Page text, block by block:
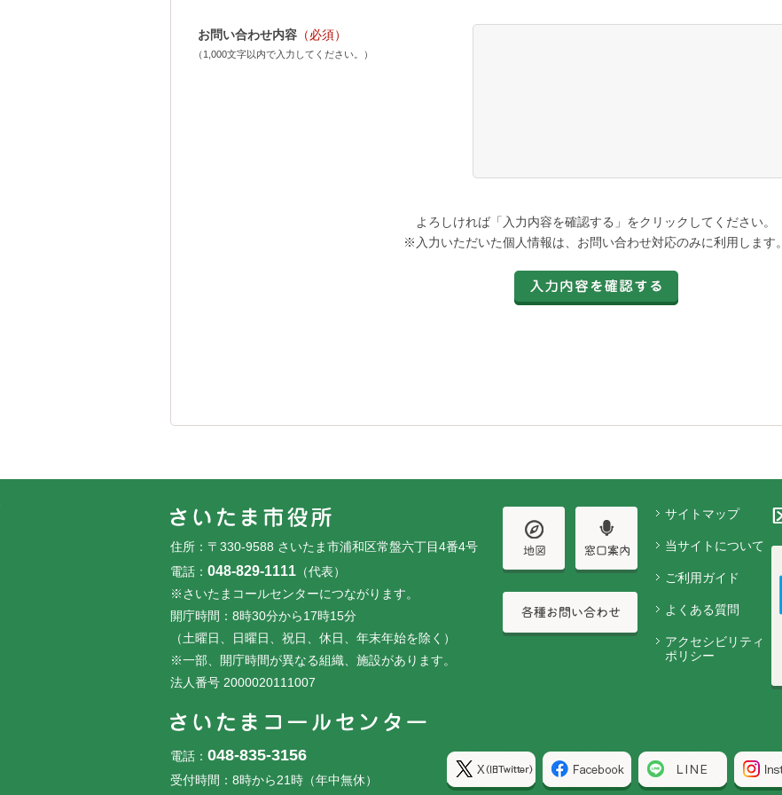
お問い合わせ内容 （必須）
（1,000文字以内で入力してください。）
よろしければ「入力内容を確認する」をクリックしてください。
※入力いただいた個人情報は、お問い合わせ対応のみに利用します。
住所：〒330-9588 さいたま市浦和区常盤六丁目4番4号
電話： 048-829-1111 （代表）
※さいたまコールセンターにつながります。
開庁時間：8時30分から17時15分
（土曜日、日曜日、祝日、休日、年末年始を除く）
※一部、開庁時間が異なる組織、施設があります。
法人番号 2000020111007
電話： 048-835-3156
受付時間：8時から21時（年中無休）
サイトマップ
当サイトについて
ご利用ガイド
よくある質問
アクセシビリティ
ポリシー